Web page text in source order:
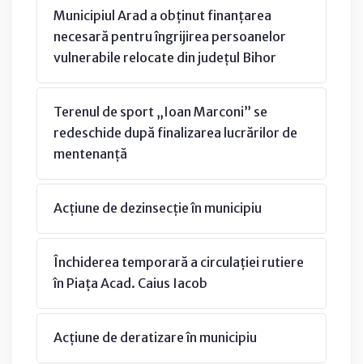
Municipiul Arad a obținut finanțarea
necesară pentru îngrijirea persoanelor
vulnerabile relocate din județul Bihor
Terenul de sport „Ioan Marconi” se
redeschide după finalizarea lucrărilor de
mentenanță
Acțiune de dezinsecție în municipiu
Închiderea temporară a circulației rutiere
în Piața Acad. Caius Iacob
Acțiune de deratizare în municipiu